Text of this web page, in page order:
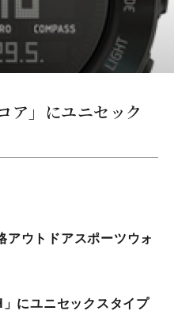
ア」にユニセック
アウトドアスポーツウォ
にユニセックスタイプ